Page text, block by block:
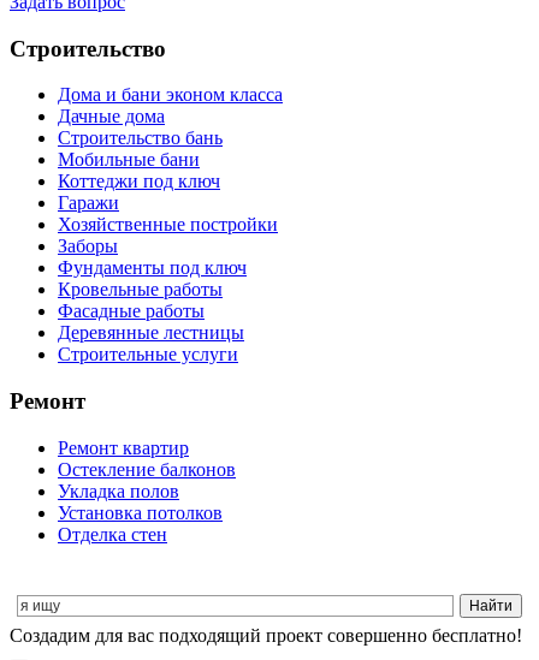
Строительство
Дома и бани эконом класса
Дачные дома
Строительство бань
Мобильные бани
Коттеджи под ключ
Гаражи
Хозяйственные постройки
Заборы
Фундаменты под ключ
Кровельные работы
Фасадные работы
Деревянные лестницы
Строительные услуги
Ремонт
Ремонт квартир
Остекление балконов
Укладка полов
Установка потолков
Отделка стен
Cоздадим для вас подходящий проект совершенно бесплатно!